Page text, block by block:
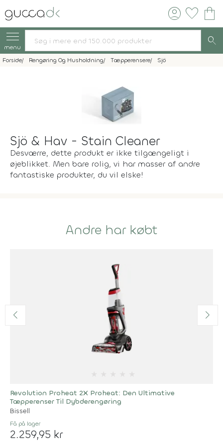
account_circle favorite shopping_bag
menu search
Forside Rengøring Og Husholdning Tæpperensere Sjö
Sjö & Hav - Stain Cleaner
Desværre, dette produkt er ikke tilgængeligt i
øjeblikket. Men bare rolig, vi har masser af andre
fantastiske produkter, du vil elske!
Andre har købt
Revolution Proheat 2X Proheat: Den Ultimative
Tæpperenser Til Dybderengøring
Bissell
Få på lager
2.259,95 kr